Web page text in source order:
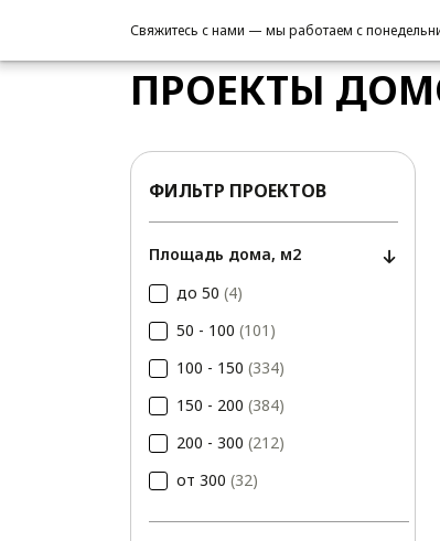
Свяжитесь с нами — мы работаем с
/ Проекты домов / Из пеноблока
ПРОЕКТЫ
ФИЛЬТР ПРОЕКТОВ
Площадь дома, м2
до 50 (4)
50 - 100 (101)
100 - 150 (334)
150 - 200 (384)
200 - 300 (212)
от 300 (32)